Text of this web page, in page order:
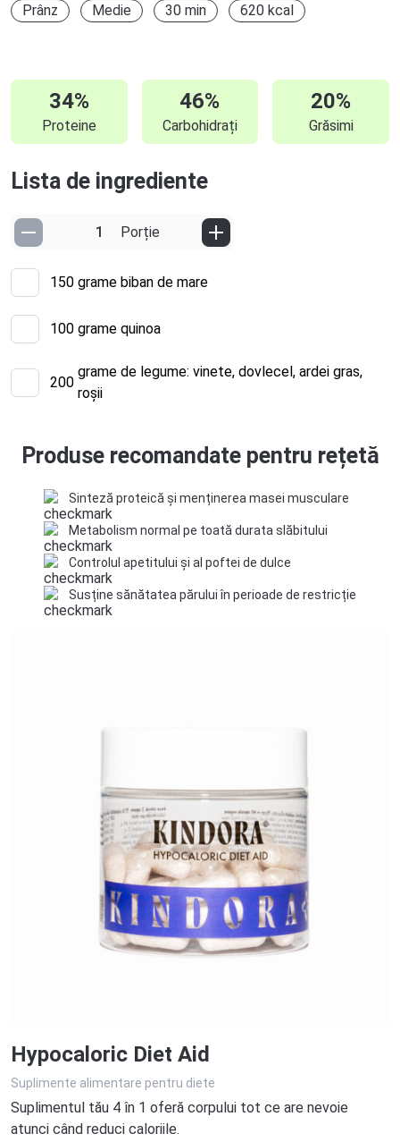
Prânz Medie 30 min 620 kcal
34%
Proteine
46%
Carbohidrați
20%
Grăsimi
Lista de ingrediente
Porție
150 grame biban de mare
100 grame quinoa
200
grame de legume: vinete, dovlecel, ardei gras,
roșii
Produse recomandate pentru rețetă
Sinteză proteică și menținerea masei musculare
Metabolism normal pe toată durata slăbitului
Controlul apetitului și al poftei de dulce
Susține sănătatea părului în perioade de restricție
Hypocaloric Diet Aid
Suplimente alimentare pentru diete
Suplimentul tău 4 în 1 oferă corpului tot ce are nevoie
atunci când reduci caloriile.